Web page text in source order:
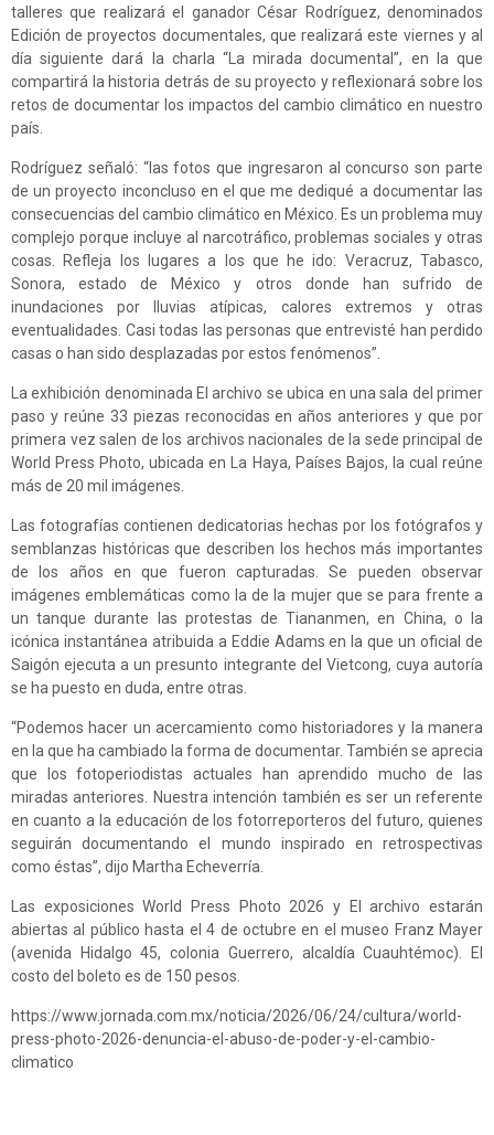
talleres que realizará el ganador César Rodríguez, denominados
Edición de proyectos documentales, que realizará este viernes y al
día siguiente dará la charla “La mirada documental”, en la que
compartirá la historia detrás de su proyecto y reflexionará sobre los
retos de documentar los impactos del cambio climático en nuestro
país.
Rodríguez señaló: “las fotos que ingresaron al concurso son parte
de un proyecto inconcluso en el que me dediqué a documentar las
consecuencias del cambio climático en México. Es un problema muy
complejo porque incluye al narcotráfico, problemas sociales y otras
cosas. Refleja los lugares a los que he ido: Veracruz, Tabasco,
Sonora, estado de México y otros donde han sufrido de
inundaciones por lluvias atípicas, calores extremos y otras
eventualidades. Casi todas las personas que entrevisté han perdido
casas o han sido desplazadas por estos fenómenos”.
La exhibición denominada El archivo se ubica en una sala del primer
paso y reúne 33 piezas reconocidas en años anteriores y que por
primera vez salen de los archivos nacionales de la sede principal de
World Press Photo, ubicada en La Haya, Países Bajos, la cual reúne
más de 20 mil imágenes.
Las fotografías contienen dedicatorias hechas por los fotógrafos y
semblanzas históricas que describen los hechos más importantes
de los años en que fueron capturadas. Se pueden observar
imágenes emblemáticas como la de la mujer que se para frente a
un tanque durante las protestas de Tiananmen, en China, o la
icónica instantánea atribuida a Eddie Adams en la que un oficial de
Saigón ejecuta a un presunto integrante del Vietcong, cuya autoría
se ha puesto en duda, entre otras.
“Podemos hacer un acercamiento como historiadores y la manera
en la que ha cambiado la forma de documentar. También se aprecia
que los fotoperiodistas actuales han aprendido mucho de las
miradas anteriores. Nuestra intención también es ser un referente
en cuanto a la educación de los fotorreporteros del futuro, quienes
seguirán documentando el mundo inspirado en retrospectivas
como éstas”, dijo Martha Echeverría.
Las exposiciones World Press Photo 2026 y El archivo estarán
abiertas al público hasta el 4 de octubre en el museo Franz Mayer
(avenida Hidalgo 45, colonia Guerrero, alcaldía Cuauhtémoc). El
costo del boleto es de 150 pesos.
https://www.jornada.com.mx/noticia/2026/06/24/cultura/world-
press-photo-2026-denuncia-el-abuso-de-poder-y-el-cambio-
climatico